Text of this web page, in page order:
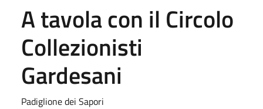
A tavola con il Circolo
Collezionisti
Gardesani
Padiglione dei Sapori